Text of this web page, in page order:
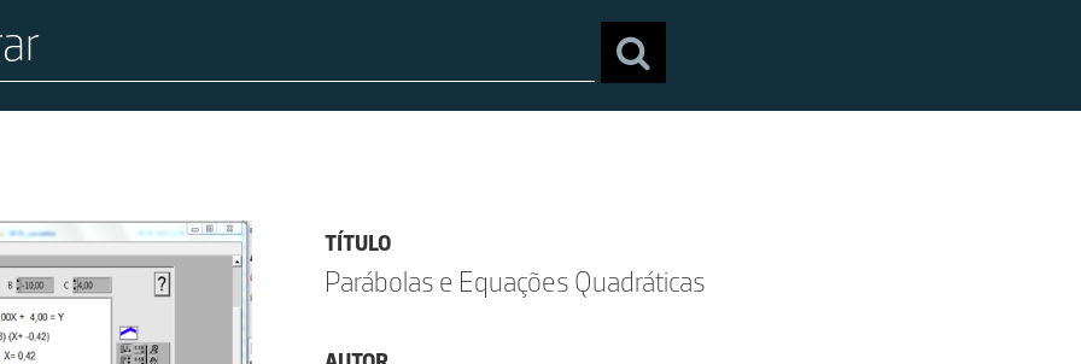
TÍTULO
Parábolas e Equações Quadráticas